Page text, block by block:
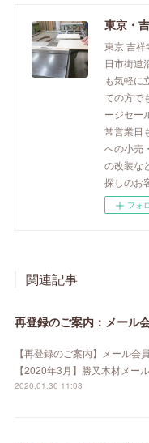
東京 吉
日市街道
も気軽に
ての方で
ージセー
常営業日
への小売
の改装な
探しのお
フォ
関連記事
【再登録のご案内】メール会
【2020年3月】勝又木材メー
2020.01.30 11:03